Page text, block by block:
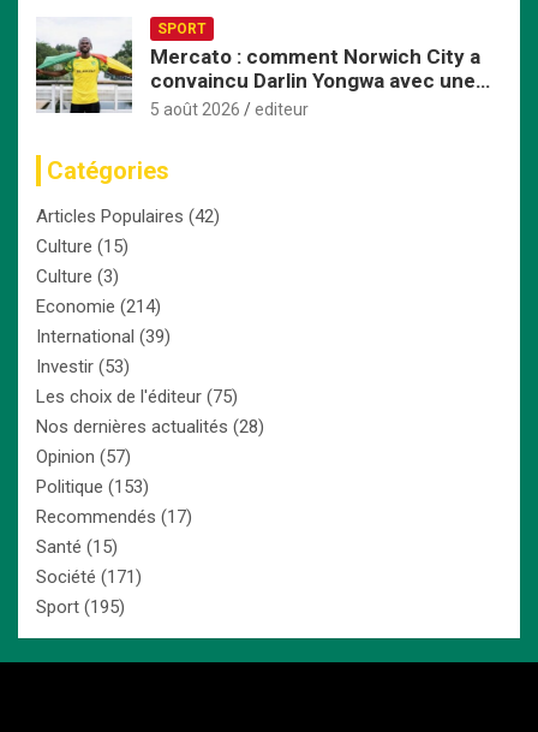
SPORT
Mercato : comment Norwich City a
convaincu Darlin Yongwa avec une
offre irrésistible
5 août 2026 editeur
Catégories
Articles Populaires (42)
Culture (15)
Culture (3)
Economie (214)
International (39)
Investir (53)
Les choix de l'éditeur (75)
Nos dernières actualités (28)
Opinion (57)
Politique (153)
Recommendés (17)
Santé (15)
Société (171)
Sport (195)